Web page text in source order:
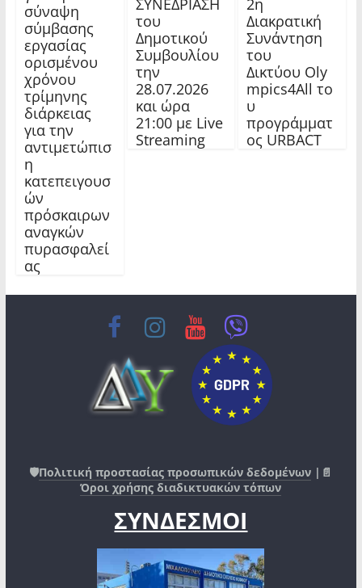
σύναψη
σύμβασης
εργασίας
ορισμένου
χρόνου
τρίμηνης
διάρκειας
για την
αντιμετώπισ
η
κατεπειγουσ
ών
πρόσκαιρων
αναγκών
πυρασφαλεί
ας
ΣΥΝΕΔΡΙΑΣΗ
του
Δημοτικού
Συμβουλίου
την
28.07.2026
και ώρα
21:00 με Live
Streaming
2η
Διακρατική
Συνάντηση
του
Δικτύου Oly
mpics4All το
υ
προγράμματ
ος URBACT
🛡️Πολιτική προστασίας προσωπικών δεδομένων |📄
Όροι χρήσης διαδικτυακών τόπων
ΣΥΝΔΕΣΜΟΙ